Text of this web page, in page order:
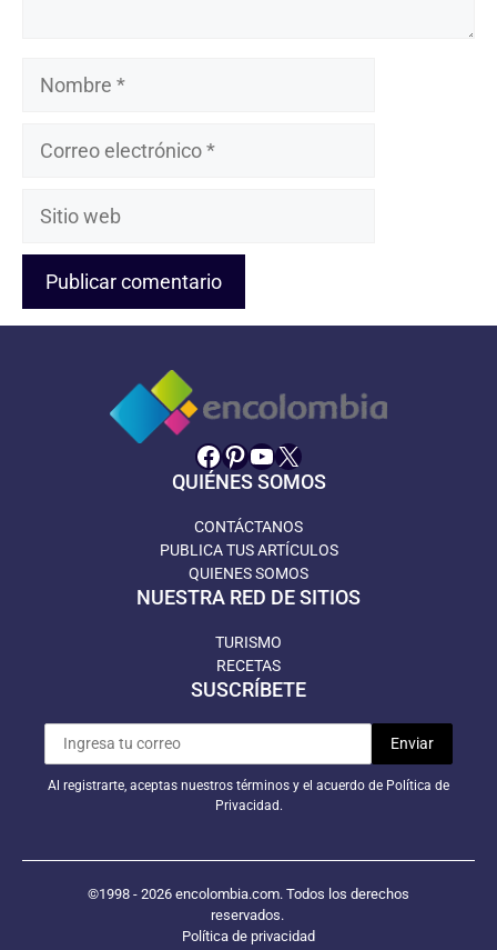
Nombre
Sitio
Facebook
Pinterest
YouTube
X
QUIÉNES SOMOS
CONTÁCTANOS
PUBLICA TUS ARTÍCULOS
QUIENES SOMOS
NUESTRA RED DE SITIOS
TURISMO
RECETAS
SUSCRÍBETE
Al registrarte, aceptas nuestros términos y el acuerdo de Política de
Privacidad.
©1998 - 2026 encolombia.com. Todos los derechos
reservados.
Política de privacidad